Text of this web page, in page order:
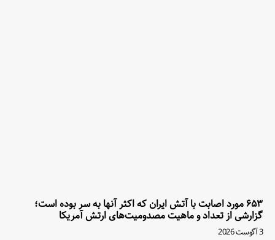
۶۵۳ مورد اصابت با آتش ایران که اکثر آنها به سر بوده است؛
گزارشی از تعداد و ماهیت مصدومیت‌های ارتش آمریکا
3 آگوست 2026